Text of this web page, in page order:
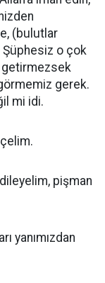
(bulutlar
Şüphesiz o çok
getirmezsek
gerek.
mi idi.
pişman
yanımızdan